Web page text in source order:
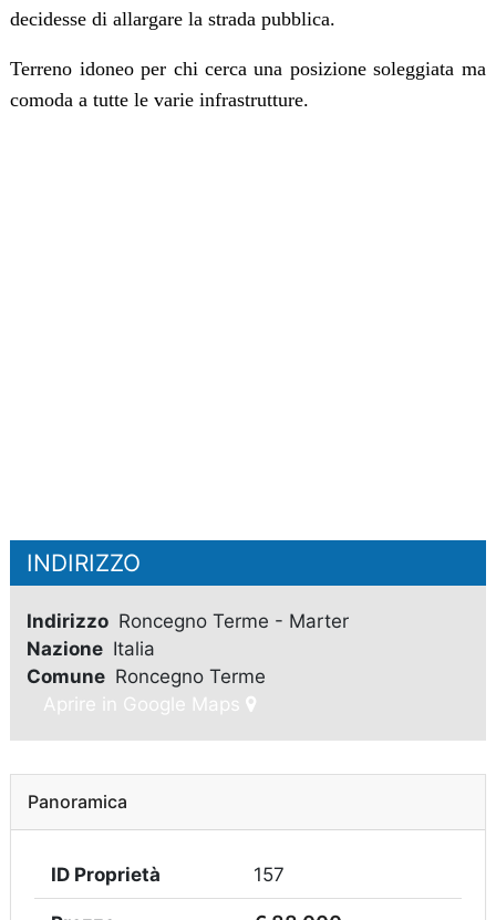
decidesse di allargare la strada pubblica.
Terreno idoneo per chi cerca una posizione soleggiata ma
comoda a tutte le varie infrastrutture.
INDIRIZZO
Indirizzo Roncegno Terme - Marter
Nazione Italia
Comune Roncegno Terme
Aprire in Google Maps
Panoramica
ID Proprietà 157